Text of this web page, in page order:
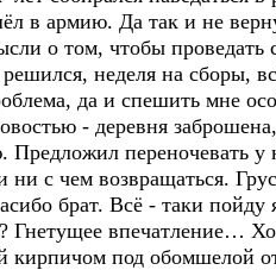
в армию. Да так и не
о том, чтобы
неделя на сборы,
да и спешить мне
- деревня
Предложил переночевать у
ни с чем возвращаться.
брат. Всё - таки пойду
Гнетущее впечатление…
кирпичом под обомшелой